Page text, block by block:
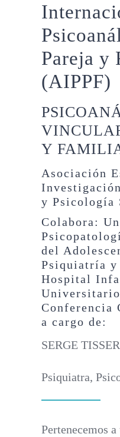
Pareja y
(AIPPF)
Y
Asociación
y Psicología
Colabora:
del
Psiquiatría y
Hospital
Conferencia
a cargo de:
SERGE
Psiquiatra,
Pertenecemos